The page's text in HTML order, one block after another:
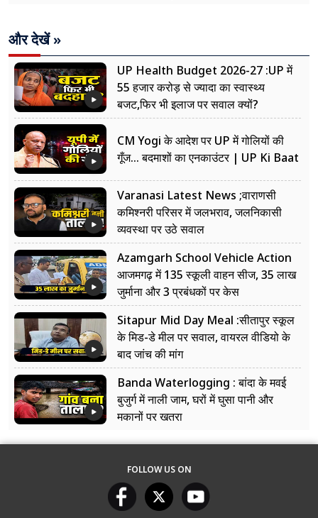
और देखें »
UP Health Budget 2026-27 :UP में
55 हजार करोड़ से ज्यादा का स्वास्थ्य
बजट,फिर भी इलाज पर सवाल क्यों?
CM Yogi के आदेश पर UP में गोलियों की
गूँज... बदमाशों का एनकाउंटर | UP Ki Baat
Varanasi Latest News ;वाराणसी
कमिश्नरी परिसर में जलभराव, जलनिकासी
व्यवस्था पर उठे सवाल
Azamgarh School Vehicle Action
आजमगढ़ में 135 स्कूली वाहन सीज, 35 लाख
जुर्माना और 3 प्रबंधकों पर केस
Sitapur Mid Day Meal :सीतापुर स्कूल
के मिड-डे मील पर सवाल, वायरल वीडियो के
बाद जांच की मांग
Banda Waterlogging : बांदा के मवई
बुजुर्ग में नाली जाम, घरों में घुसा पानी और
मकानों पर खतरा
FOLLOW US ON